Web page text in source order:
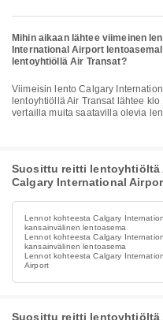
Mihin aikaan lähtee viimeinen
International Airport
lentoyhtiöllä Air Transat?
Viimeisin lento Calgary International Airportsta Toronto Cityn lentoasemaiin
lentoyhtiöllä Air Transat lähtee
vertailla muita saatavilla olevia
Suosittu reitti lentoyhtiöltä
Calgary International
Lennot kohteesta Calgary
kansainvälinen lentoasema
Lennot kohteesta Calgary
kansainvälinen lentoasema
Lennot kohteesta Calgary
Airport
Suosittu reitti lentoyhtiöltä